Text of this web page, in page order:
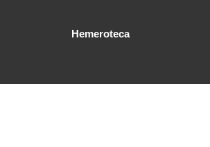
Hemeroteca